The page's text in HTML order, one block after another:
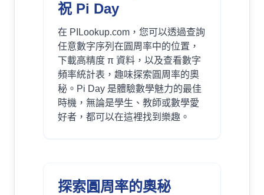
祝 Pi Day
在 PILookup.com，您可以透過查詢
任意數字序列在圓周率中的位置，
下載高精度 π 資料，以及查看數字
頻率統計表，趣味探索圓周率的奧
秘。Pi Day 是體驗數學魅力的最佳
時機，無論是學生、教師或數學愛
好者，都可以在這裡找到樂趣。
探索圓周率的奧秘